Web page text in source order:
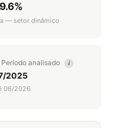
— setor dinâmico
Período analisado i
2025
06/2026